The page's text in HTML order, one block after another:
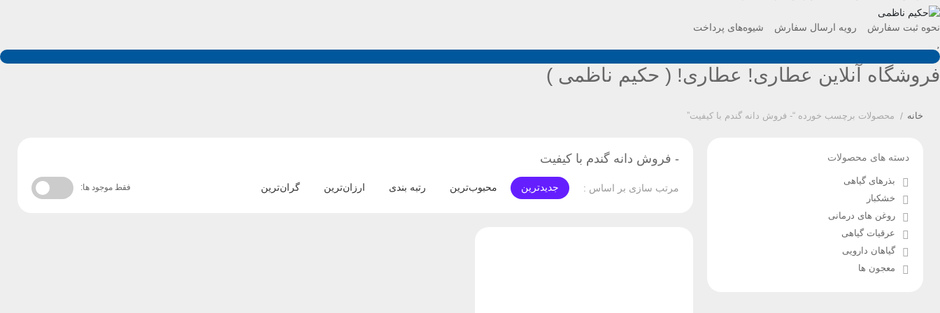
نحوه ثبت سفارش رویه ارسال سفارش شیوه‌های پرداخت
فروشگاه آنلاین عطاری! عطاری! ( حکیم ناظمی )
خانه / محصولات برچسب خورده “- فروش دانه گندم با کیفیت”
- فروش دانه گندم با کیفیت
مرتب سازی بر اساس : جدیدترین محبوب‌ترین رتبه بندی ارزان‌ترین گران‌ترین فقط موجود ها:
دسته های محصولات
بذرهای گیاهی
خشکبار
روغن های درمانی
عرقیات گیاهی
گیاهان دارویی
معجون ها